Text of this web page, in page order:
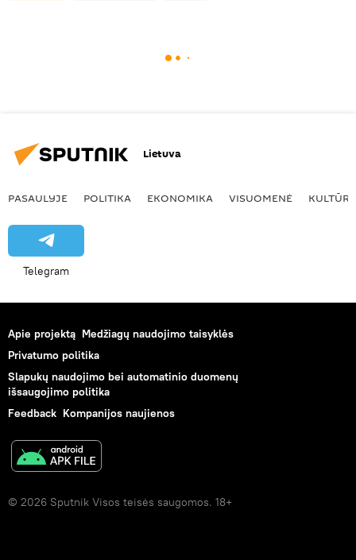
Lietuva
PASAULYJE POLITIKA EKONOMIKA VISUOMENĖ KULTŪRA
Telegram
Apie projektą Medžiagų naudojimo taisyklės
Privatumo politika
Slapukų naudojimo bei automatinio duomenų
išsaugojimo politika
Feedback Kompanijos naujienos
© 2026 Sputnik Visos teisės saugomos. 18+